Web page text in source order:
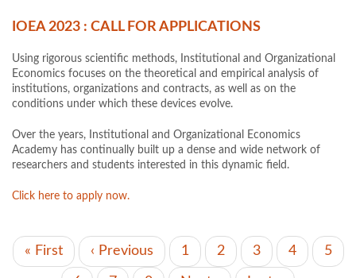
IOEA 2023 : CALL FOR APPLICATIONS
Using rigorous scientific methods, Institutional and Organizational
Economics focuses on the theoretical and empirical analysis of
institutions, organizations and contracts, as well as on the
conditions under which these devices evolve.
Over the years, Institutional and Organizational Economics
Academy has continually built up a dense and wide network of
researchers and students interested in this dynamic field.
Click here to apply now.
PAGINATION
Première
« First
Page
précédente
‹ Previous Page
1 Page
2 Page
3 Page
4 Page
5